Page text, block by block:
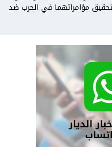
مؤامراتهما في الحرب ضد